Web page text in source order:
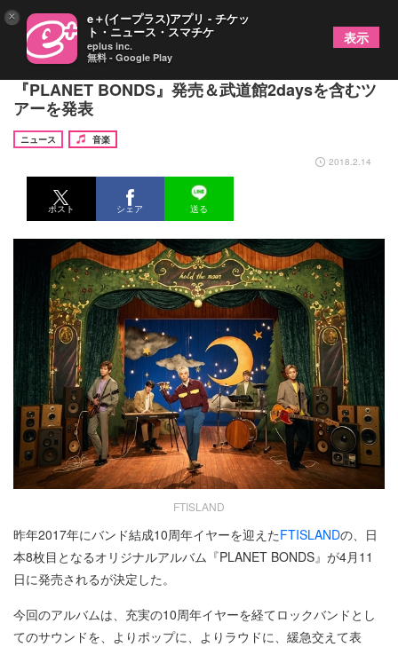
FTISLAND 8枚目のオリジナルアルバム
『PLANET BONDS』発売＆武道館2daysを含むツ
アーを発表
ニュース
音楽
2018.2.14
ポスト シェア 送る
FTISLAND
昨年2017年にバンド結成10周年イヤーを迎えたFTISLANDの、日
本8枚目となるオリジナルアルバム『PLANET BONDS』が4月11
日に発売されるが決定した。
今回のアルバムは、充実の10周年イヤーを経てロックバンドとし
てのサウンドを、よりポップに、よりラウドに、緩急交えて表
× e＋(イープラス)アプリ - チケッ
ト・ニュース・スマチケ
eplus inc.
無料 - Google Play
表示